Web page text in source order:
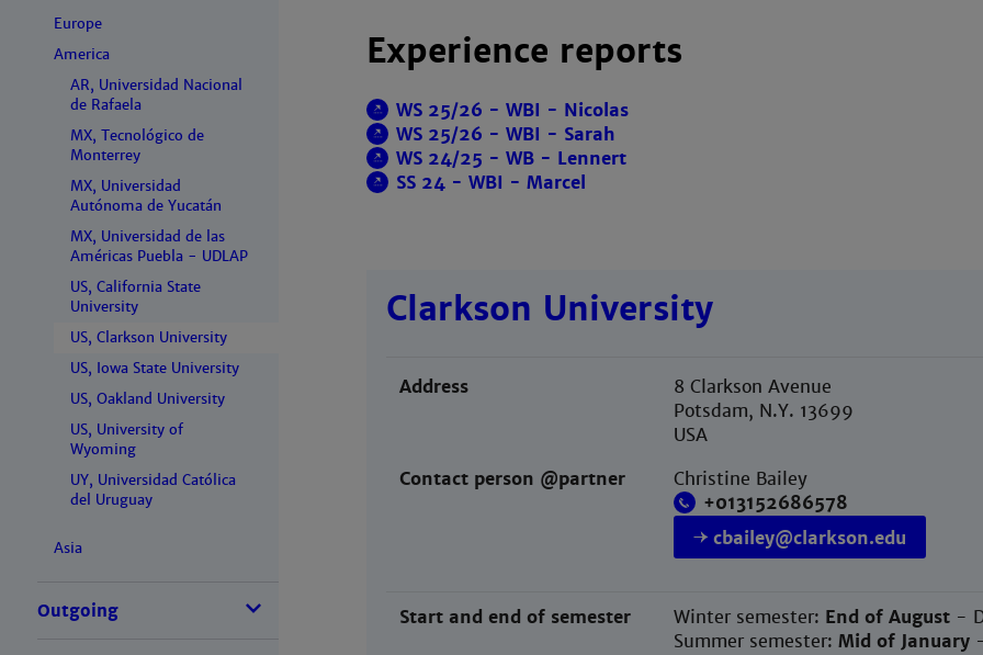
Europe
America
AR, Universidad Nacional
de Rafaela
MX, Tecnológico de
Monterrey
MX, Universidad
Autónoma de Yucatán
MX, Universidad de las
Américas Puebla - UDLAP
US, California State
University
US, Clarkson University
US, Iowa State University
US, Oakland University
US, University of
Wyoming
UY, Universidad Católica
del Uruguay
Asia
Outgoing
Experience reports
WS 25/26 - WBI - Nicolas
WS 25/26 - WBI - Sarah
WS 24/25 - WB - Lennert
SS 24 - WBI - Marcel
Clarkson University
Address
Contact person @partner
8 Clarkson Avenue
Potsdam, N.Y. 13699
USA
Christine Bailey
+013152686578
cbailey@clarkson.edu
Start and end of semester Winter semester: End of August -
Summer semester: Mid of January